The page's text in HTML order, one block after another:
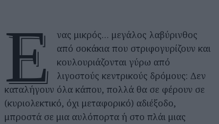
Έ
νας μικρός… μεγάλος λαβύρινθος
από σοκάκια που στριφογυρίζουν και
κουλουριάζονται γύρω από
λιγοστούς κεντρικούς δρόμους: Δεν
καταλήγουν όλα κάπου, πολλά θα σε φέρουν σε
(κυριολεκτικό, όχι μεταφορικό) αδιέξοδο,
μπροστά σε μια αυλόπορτα ή στο πλάι μιας